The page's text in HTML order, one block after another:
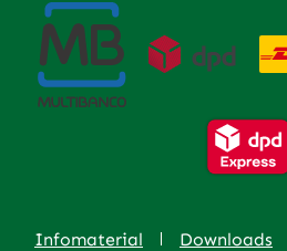
Infomaterial Downloads